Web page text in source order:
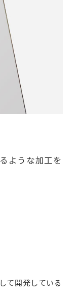
ような加工を
て開発している